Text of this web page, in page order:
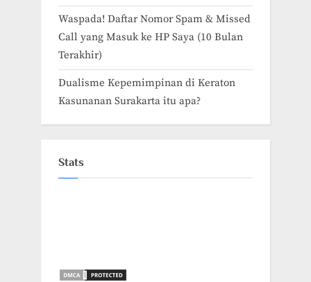
Waspada! Daftar Nomor Spam & Missed
Call yang Masuk ke HP Saya (10 Bulan
Terakhir)
Dualisme Kepemimpinan di Keraton
Kasunanan Surakarta itu apa?
Stats